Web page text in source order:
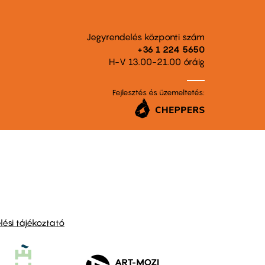
Jegyrendelés központi szám
+36 1 224 5650
H-V 13.00-21.00 óráig
Fejlesztés és üzemeltetés:
tájékoztató